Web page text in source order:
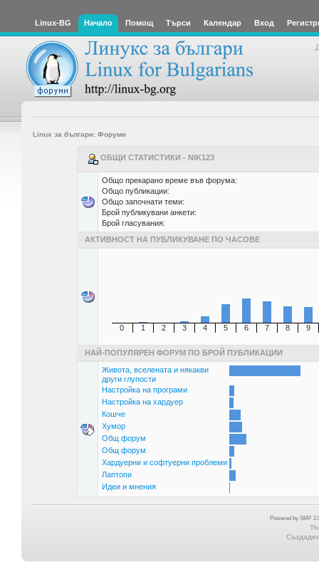
Linux-BG Начало Помощ Търси Календар Вход
Linux за българи: Форуми
ОБЩИ СТАТИСТИКИ - NIK123
Общо прекарано време във форума:
Общо публикации:
Общо започнати теми:
Брой публикувани анкети:
Брой гласувания:
АКТИВНОСТ НА ПУБЛИКУВАНЕ ПО ЧАСОВЕ
0 1 2 3 4 5 6 7 8 9
НАЙ-ПОПУЛЯРЕН ФОРУМ ПО БРОЙ ПУБЛИКАЦИИ
Живота, вселената и някакви
други глупости
Настройка на програми
Настройка на хардуер
Кошче
Хумор
Общ форум
Общ форум
Хардуерни и софтуерни проблеми
Лаптопи
Идеи и мнения
Powered by SMF